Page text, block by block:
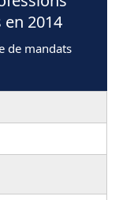
2014
de mandats